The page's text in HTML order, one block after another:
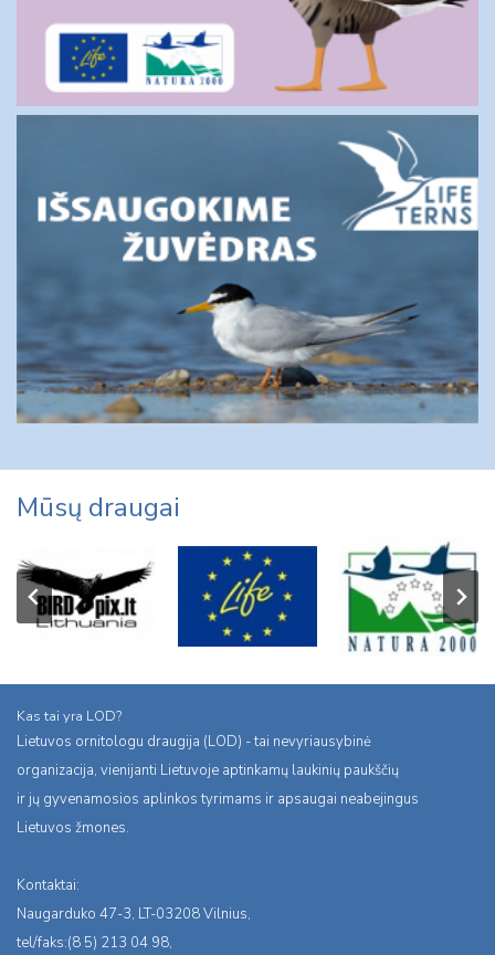
Mūsų draugai
Kas tai yra LOD?
Lietuvos ornitologu draugija (LOD) - tai nevyriausybinė
organizacija, vienijanti Lietuvoje aptinkamų laukinių paukščių
ir jų gyvenamosios aplinkos tyrimams ir apsaugai neabejingus
Lietuvos žmones.
Kontaktai:
Naugarduko 47-3, LT-03208 Vilnius,
tel/faks:(8 5) 213 04 98,